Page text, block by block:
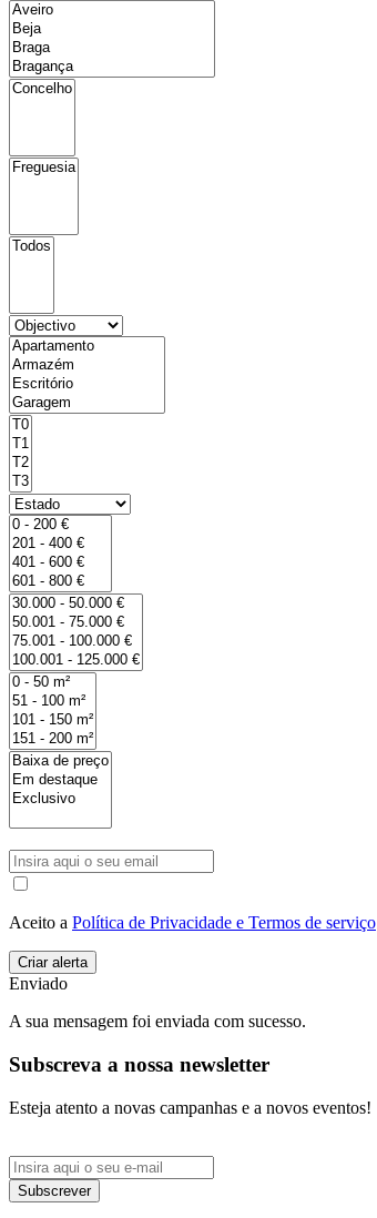
Aceito a Política de Privacidade e Termos de serviço
Enviado
A sua mensagem foi enviada com sucesso.
Subscreva a nossa newsletter
Esteja atento a novas campanhas e a novos eventos!